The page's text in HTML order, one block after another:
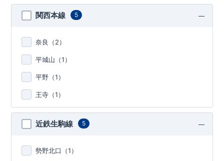
関西本線 5
奈良（2）
平城山（1）
平野（1）
王寺（1）
近鉄生駒線 5
勢野北口（1）